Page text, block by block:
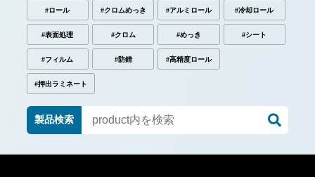
#ロール #クロムめっき #アルミロール #冷却ロール
#表面処理 #クロム #めっき #シート
#フィルム #防錆 #高精度ロール
#押出ラミネート
製品検索